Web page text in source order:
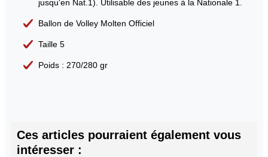
jusqu'en Nat.1). Utilisable des jeunes à la Nationale 1.
Ballon de Volley Molten Officiel
Taille 5
Poids : 270/280 gr
Ces articles pourraient également vous
intéresser :